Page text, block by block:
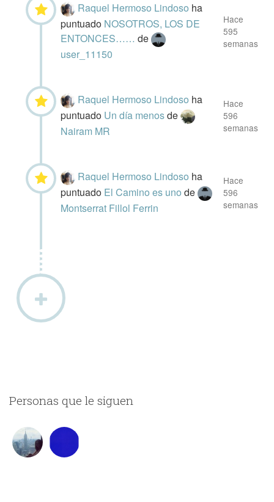
Raquel Hermoso Lindoso ha
puntuado NOSOTROS, LOS DE
ENTONCES……de
user_11150
Hace
595
semanas
Raquel Hermoso Lindoso ha
puntuado Un día menosde
Nairam MR
Hace
596
semanas
Raquel Hermoso Lindoso ha
puntuado El Camino es unode
Montserrat Fillol Ferrin
Hace
596
semanas
Personas que le siguen